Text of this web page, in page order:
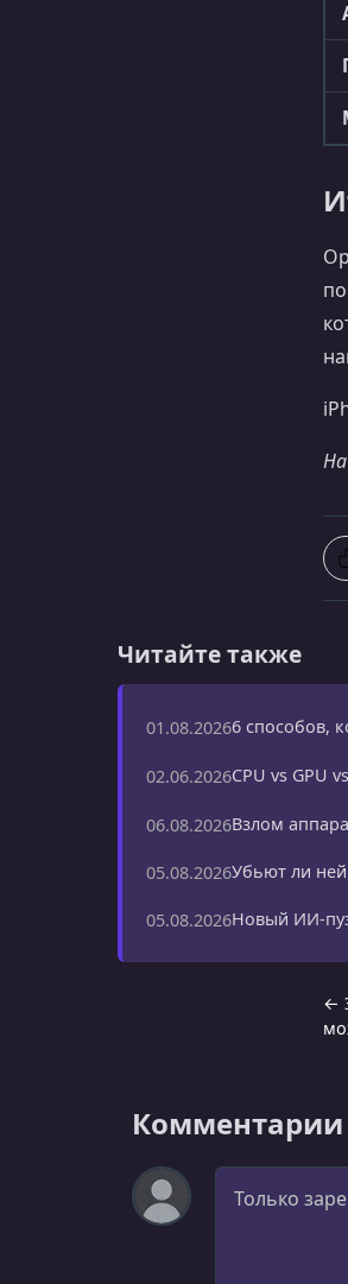
Читайте также
01.08.20266 способов,
02.06.2026CPU vs GPU
06.08.2026Взлом
05.08.2026Убьют ли
05.08.2026Новый ИИ-
←
Комментарии
Комментарий